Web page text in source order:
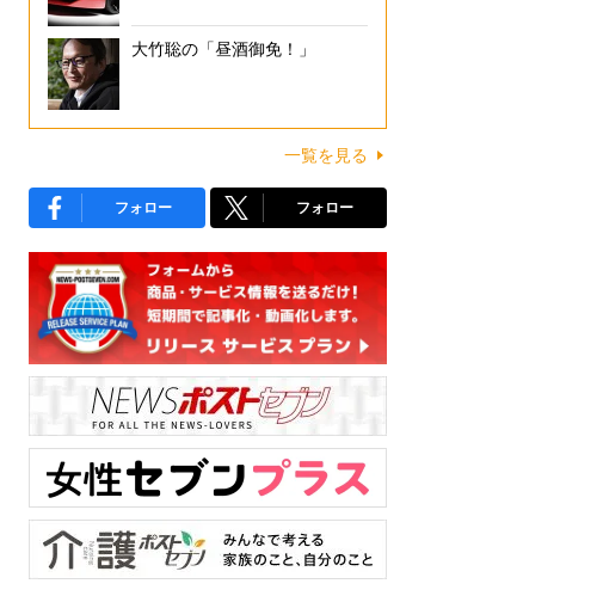
大竹聡の「昼酒御免！」
一覧を見る
フォロー フォロー